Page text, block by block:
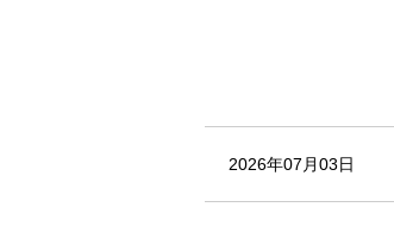
2026年07月03日